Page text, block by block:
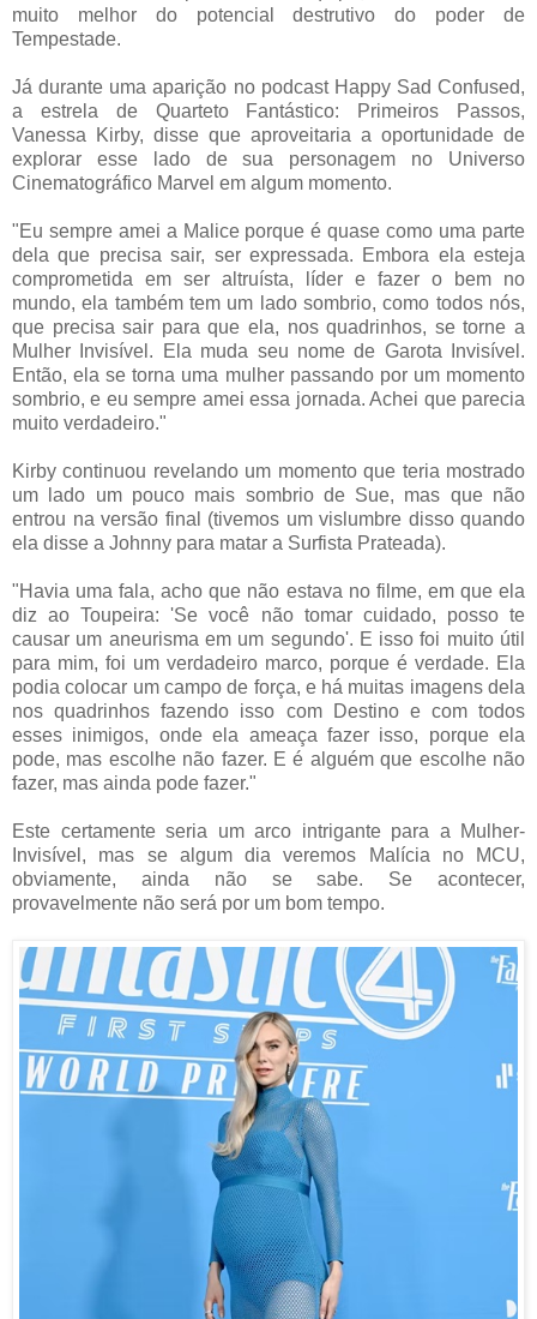
muito melhor do potencial destrutivo do poder de
Tempestade.
Já durante uma aparição no podcast Happy Sad Confused,
a estrela de Quarteto Fantástico: Primeiros Passos,
Vanessa Kirby, disse que aproveitaria a oportunidade de
explorar esse lado de sua personagem no Universo
Cinematográfico Marvel em algum momento.
"Eu sempre amei a Malice porque é quase como uma parte
dela que precisa sair, ser expressada. Embora ela esteja
comprometida em ser altruísta, líder e fazer o bem no
mundo, ela também tem um lado sombrio, como todos nós,
que precisa sair para que ela, nos quadrinhos, se torne a
Mulher Invisível. Ela muda seu nome de Garota Invisível.
Então, ela se torna uma mulher passando por um momento
sombrio, e eu sempre amei essa jornada. Achei que parecia
muito verdadeiro."
Kirby continuou revelando um momento que teria mostrado
um lado um pouco mais sombrio de Sue, mas que não
entrou na versão final (tivemos um vislumbre disso quando
ela disse a Johnny para matar a Surfista Prateada).
"Havia uma fala, acho que não estava no filme, em que ela
diz ao Toupeira: 'Se você não tomar cuidado, posso te
causar um aneurisma em um segundo'. E isso foi muito útil
para mim, foi um verdadeiro marco, porque é verdade. Ela
podia colocar um campo de força, e há muitas imagens dela
nos quadrinhos fazendo isso com Destino e com todos
esses inimigos, onde ela ameaça fazer isso, porque ela
pode, mas escolhe não fazer. E é alguém que escolhe não
fazer, mas ainda pode fazer."
Este certamente seria um arco intrigante para a Mulher-
Invisível, mas se algum dia veremos Malícia no MCU,
obviamente, ainda não se sabe. Se acontecer,
provavelmente não será por um bom tempo.